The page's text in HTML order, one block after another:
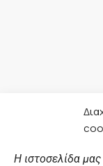
Η ιστοσελίδα